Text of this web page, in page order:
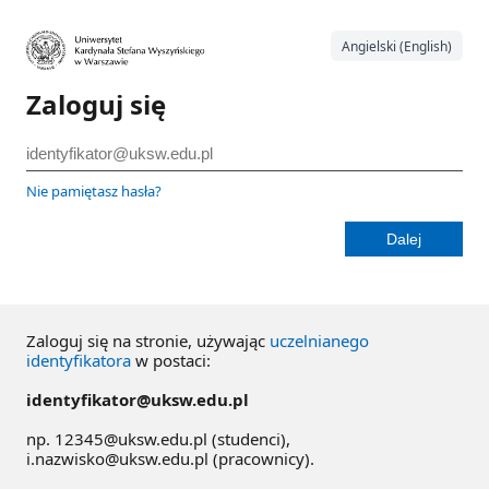
Angielski (English)
Zaloguj się
Nie pamiętasz hasła?
Zaloguj się na stronie, używając uczelnianego
identyfikatora w postaci:
identyfikator@uksw.edu.pl
np. 12345@uksw.edu.pl (studenci),
i.nazwisko@uksw.edu.pl (pracownicy).